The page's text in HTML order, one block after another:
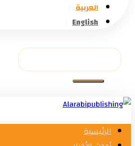
العربية
English
الرئيسية